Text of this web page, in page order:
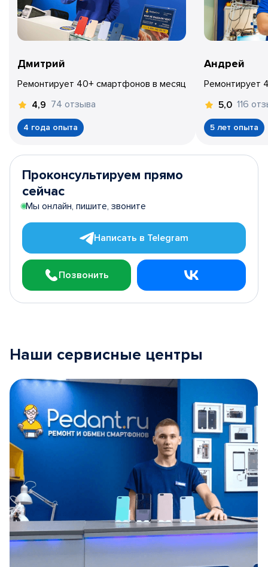
Дмитрий
Ремонтирует 40+ смартфонов в месяц
4,9 74 отзыва
4 года опыта
Андрей
Ремонтирует
5,0 116
5 лет опыта
Проконсультируем прямо
сейчас
Мы онлайн, пишите, звоните
Написать в Telegram
Позвонить
Наши сервисные центры